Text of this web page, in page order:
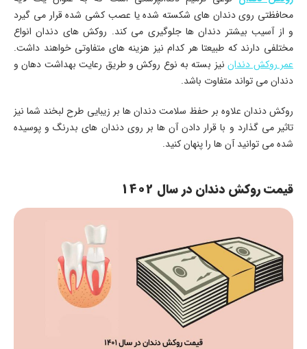
محافظتی روی دندان های شکسته شده یا عصب کشی شده قرار می گیرد
و از آسیب بیشتر دندان ها جلوگیری می کند. روکش های دندان انواع
مختلفی دارند که طبیعتا هر کدام نیز هزینه های متفاوتی خواهند داشت.
عمر روکش دنداننیز بسته به نوع روکش و طریق رعایت بهداشت دهان و
دندان می تواند متفاوت باشد.
روکش دندان علاوه بر حفظ سلامت دندان ها بر زیبایی طرح لبخند شما نیز
تاثیر می گذارد و با قرار دادن آن ها بر روی دندان های بدرنگ و پوسیده
شده می توانید آن ها را پنهان کنید.
قیمت روکش دندان در سال 1402